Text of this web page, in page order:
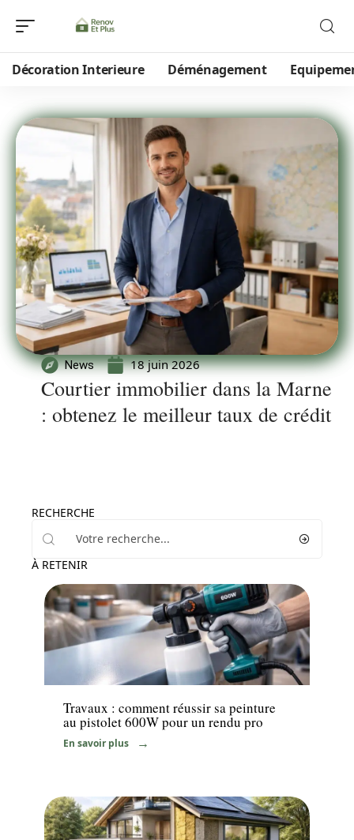
Décoration Interieure Déménagement
News 18 juin 2026
Courtier immobilier dans la Marne
: obtenez le meilleur taux de crédit
RECHERCHE
À RETENIR
Décoration Interieure
Travaux : comment réussir sa peinture
au pistolet 600W pour un rendu pro
En savoir plus